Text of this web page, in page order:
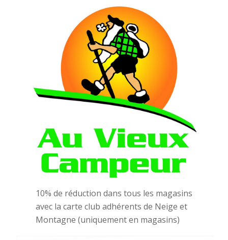
10% de réduction dans tous les magasins
avec la carte club adhérents de Neige et
Montagne (uniquement en magasins)